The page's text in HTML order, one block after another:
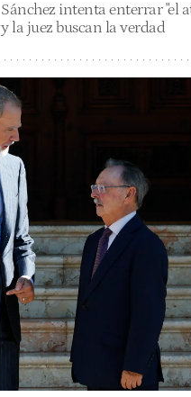
Sánchez intenta enterrar "el
y la juez buscan la verdad